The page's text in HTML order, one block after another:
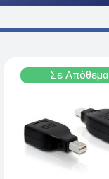
Σε Απόθεμα